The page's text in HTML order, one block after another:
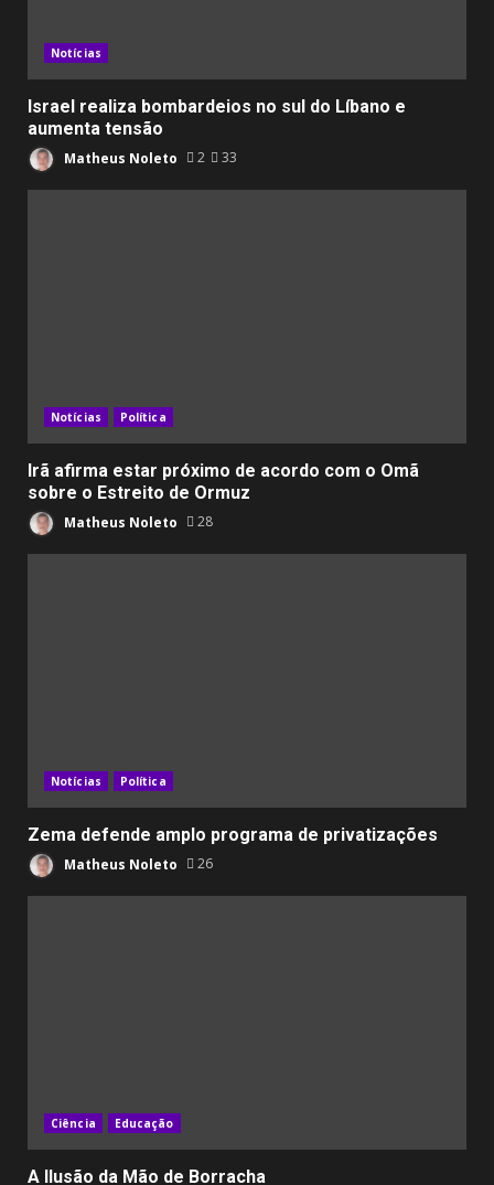
Notícias
Israel realiza bombardeios no sul do Líbano e
aumenta tensão
Matheus Noleto 2 33
Notícias Política
Irã afirma estar próximo de acordo com o Omã
sobre o Estreito de Ormuz
Matheus Noleto 28
Notícias Política
Zema defende amplo programa de privatizações
Matheus Noleto 26
Ciência Educação
A Ilusão da Mão de Borracha